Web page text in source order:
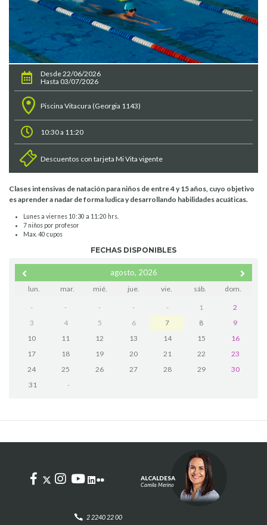
Desde 22/06/2026
Hasta 03/07/2026
Piscina Vitacura (Georgia 1143)
10:30 a 11:20
Descuentos con tarjeta Mi Vita vigente
Clases intensivas de natación para niños de entre 4 y 15 años, cuyo objetivo
es aprender a nadar de forma ludica y desarrollando habilidades acuáticas.
Lunes a viernes 10:30 a 11:20 hrs.
7 niños por profesor
Max. 40 cupos
FECHAS DISPONIBLES
agosto, 2026
lun. mar. mié. jue. vie. sáb. dom.
- - - - - 1
2
3
4 5 6 7 8
9
10
11 12 13 14 15
16
17
18 19 20 21 22
23
24
25 26 27 28 29
30
31
-
2 2240 22 00
ALCALDESA
Camila Merino